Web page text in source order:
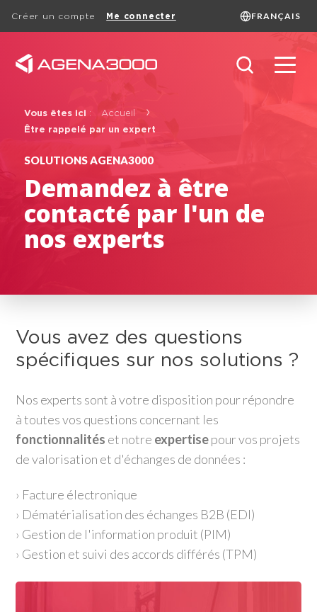
Créer un compte Me connecter FRANÇAIS
DUTCHSearch
Basic page
Vous êtes ici :
Accueil
Être rappelé par un expert
SOLUTIONS AGENA3000
Demandez à être
contacté par l'un de
nos experts
Vous avez des questions
spécifiques sur nos solutions ?
Nos experts sont à votre disposition pour répondre
à toutes vos questions concernant les
fonctionnalités et notre expertisepour vos projets
de valorisation et d'échanges de données :
› Facture électronique
› Dématérialisation des échanges B2B (EDI)
› Gestion de l'information produit (PIM)
› Gestion et suivi des accords différés (TPM)